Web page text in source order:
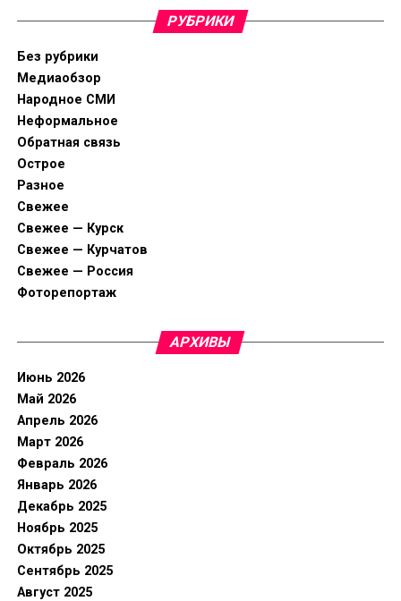
РУБРИКИ
Без рубрики
Медиаобзор
Народное СМИ
Неформальное
Обратная связь
Острое
Разное
Свежее
Свежее — Курск
Свежее — Курчатов
Свежее — Россия
Фоторепортаж
АРХИВЫ
Июнь 2026
Май 2026
Апрель 2026
Март 2026
Февраль 2026
Январь 2026
Декабрь 2025
Ноябрь 2025
Октябрь 2025
Сентябрь 2025
Август 2025